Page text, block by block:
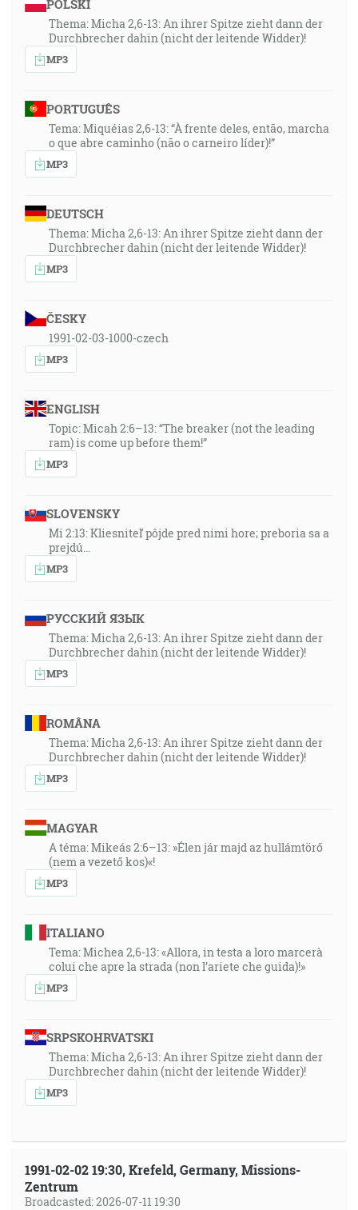
POLSKI
Thema: Micha 2,6-13: An ihrer Spitze zieht dann der
Durchbrecher dahin (nicht der leitende Widder)!
MP3
PORTUGUÊS
Tema: Miquéias 2,6-13: “À frente deles, então, marcha
o que abre caminho (não o carneiro líder)!”
MP3
DEUTSCH
Thema: Micha 2,6-13: An ihrer Spitze zieht dann der
Durchbrecher dahin (nicht der leitende Widder)!
MP3
ČESKY
1991-02-03-1000-czech
MP3
ENGLISH
Topic: Micah 2:6–13: “The breaker (not the leading
ram) is come up before them!”
MP3
SLOVENSKY
Mi 2:13: Kliesniteľ pôjde pred nimi hore; preboria sa a
prejdú…
MP3
РУССКИЙ ЯЗЫК
Thema: Micha 2,6-13: An ihrer Spitze zieht dann der
Durchbrecher dahin (nicht der leitende Widder)!
MP3
ROMÂNA
Thema: Micha 2,6-13: An ihrer Spitze zieht dann der
Durchbrecher dahin (nicht der leitende Widder)!
MP3
MAGYAR
A téma: Mikeás 2:6–13: »Élen jár majd az hullámtörő
(nem a vezető kos)«!
MP3
ITALIANO
Tema: Michea 2,6-13: «Allora, in testa a loro marcerà
colui che apre la strada (non l’ariete che guida)!»
MP3
SRPSKOHRVATSKI
Thema: Micha 2,6-13: An ihrer Spitze zieht dann der
Durchbrecher dahin (nicht der leitende Widder)!
MP3
1991-02-02 19:30, Krefeld, Germany, Missions-
Zentrum
Broadcasted: 2026-07-11 19:30